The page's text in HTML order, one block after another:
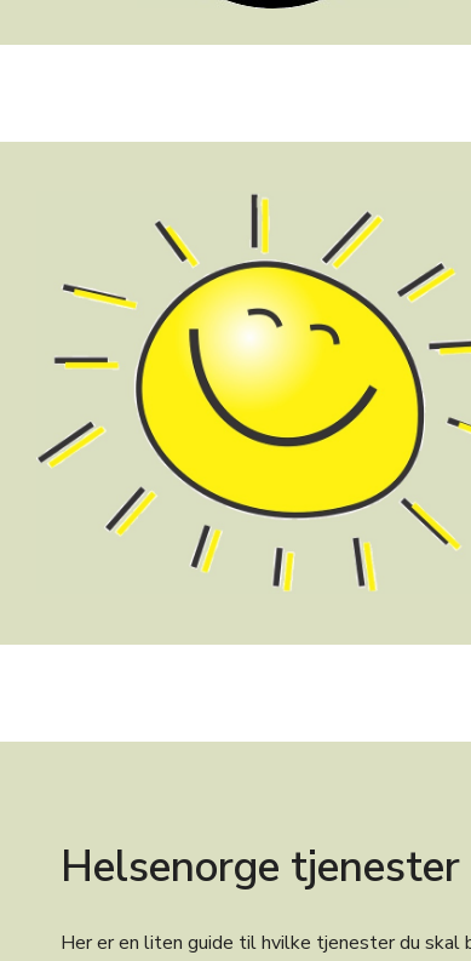
Helsenorge tjenester
Her er en liten guide til hvilke tjenester du